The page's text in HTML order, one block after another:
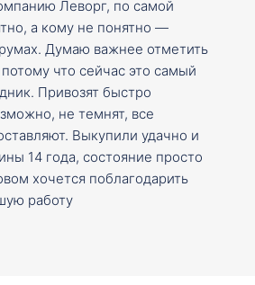
Леворг, по самой
а кому не понятно —
Думаю важнее отметить
что сейчас это самый
Привозят быстро
не темнят, все
Выкупили удачно и
14 года, состояние просто
хочется поблагодарить
работу